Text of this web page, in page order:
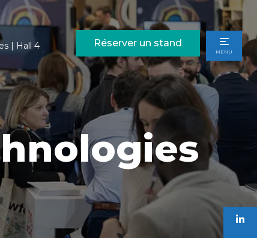
| Hall 4 Réserver un stand
MENU